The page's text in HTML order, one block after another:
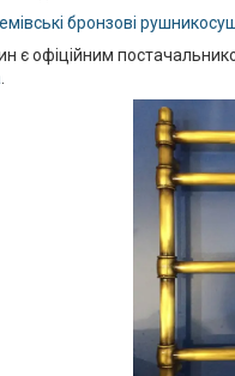
бронзові
є офіційним